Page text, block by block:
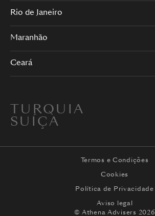
Rio de Janeiro
Maranhão
Ceará
TURQUIA
SUÍÇA
Termos e Condições
Cookies
Política de Privacidade
Aviso legal
© Athena Advisers 2026